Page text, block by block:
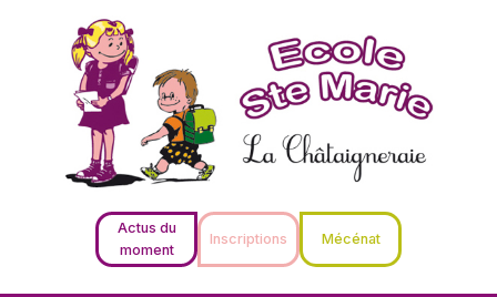
contenu
Actus du
moment
Inscriptions Mécénat